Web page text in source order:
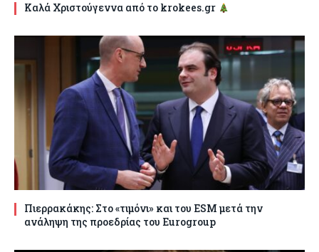
Καλά Χριστούγεννα από το krokees.gr
Πιερρακάκης: Στο «τιμόνι» και του ESM μετά την
ανάληψη της προεδρίας του Eurogroup